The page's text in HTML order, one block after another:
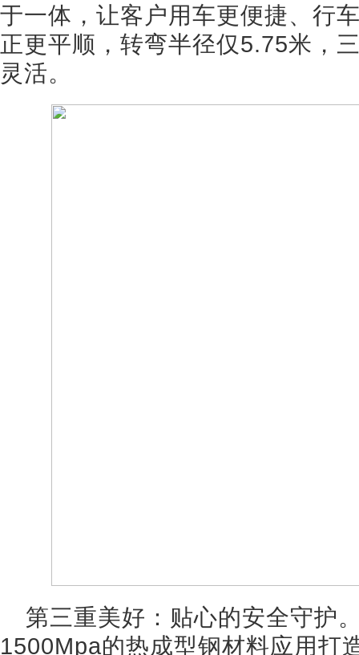
于一体，让客户用车更便捷、行
正更平顺，转弯半径仅5.75米，
灵活。
第三重美好：贴心的安全守护
1500Mpa的热成型钢材料应用打